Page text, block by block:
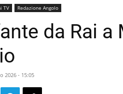
TV Redazione Angolo
da Rai a
2026 - 15:05